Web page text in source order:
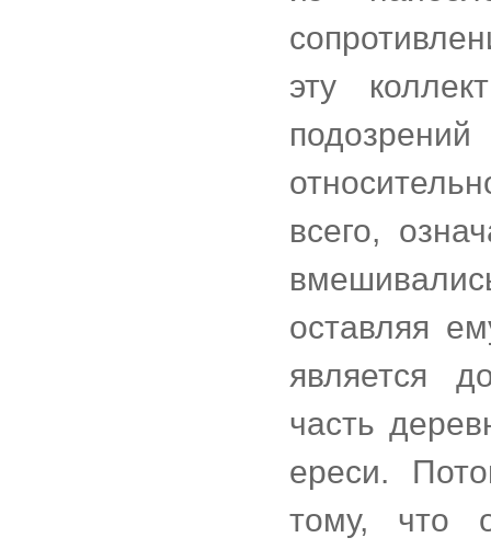
эту
всего,
оставляя
является
часть
ереси.
тому, что